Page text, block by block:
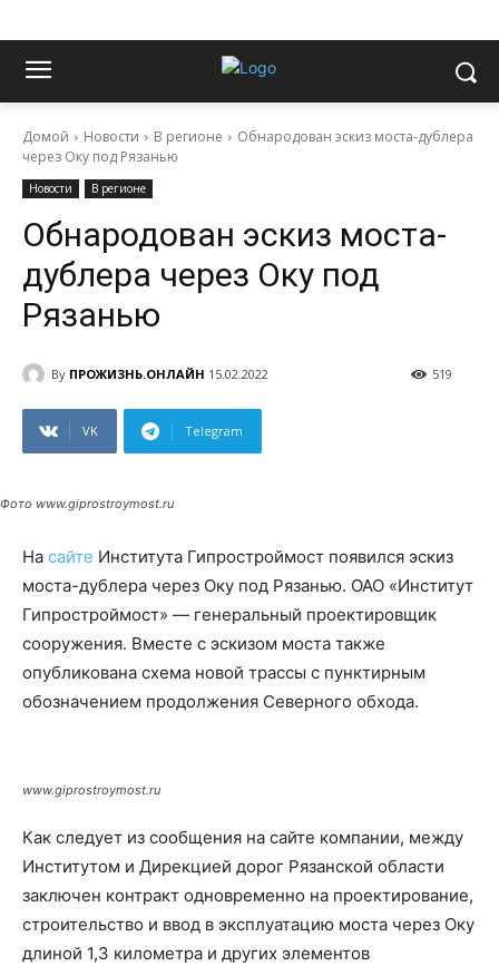
Домой Новости В регионе
Обнародован эскиз моста-дублера
через Оку под Рязанью
Новости В регионе
Обнародован эскиз моста-
дублера через Оку под
Рязанью
By ПРОЖИЗНЬ.ОНЛАЙН 15.02.2022 519
VK Telegram
Фото www.giprostroymost.ru
На сайте Института Гипростроймост появился эскиз
моста-дублера через Оку под Рязанью. ОАО «Институт
Гипростроймост» — генеральный проектировщик
сооружения. Вместе с эскизом моста также
опубликована схема новой трассы с пунктирным
обозначением продолжения Северного обхода.
www.giprostroymost.ru
Как следует из сообщения на сайте компании, между
Институтом и Дирекцией дорог Рязанской области
заключен контракт одновременно на проектирование,
строительство и ввод в эксплуатацию моста через Оку
длиной 1,3 километра и других элементов